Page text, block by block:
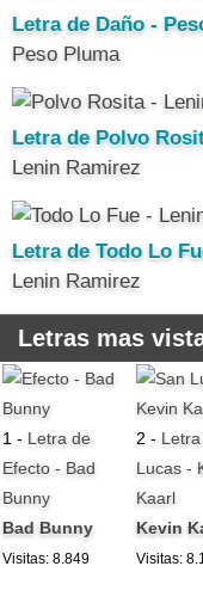
Letra de Daño -
Peso Pluma
Letra de Polvo
Lenin Ramirez
Letra de Todo Lo
Lenin Ramirez
Letras mas
1 - Letra de
Efecto - Bad
Bunny
Bad Bunny
Visitas: 8.849
2 -
Lucas -
Kaarl
Kevin
Visitas: